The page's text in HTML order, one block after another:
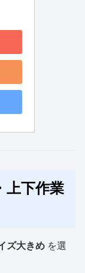
上下作業
ズ大きめ を選